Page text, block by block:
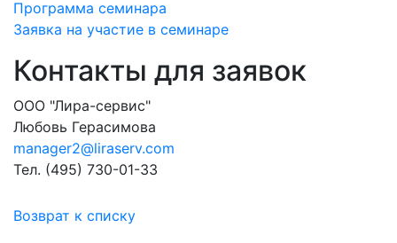
Программа семинара
Заявка на участие в семинаре
Контакты для заявок
ООО "Лира-сервис"
Любовь Герасимова
manager2@liraserv.com
Тел. (495) 730-01-33
Возврат к списку